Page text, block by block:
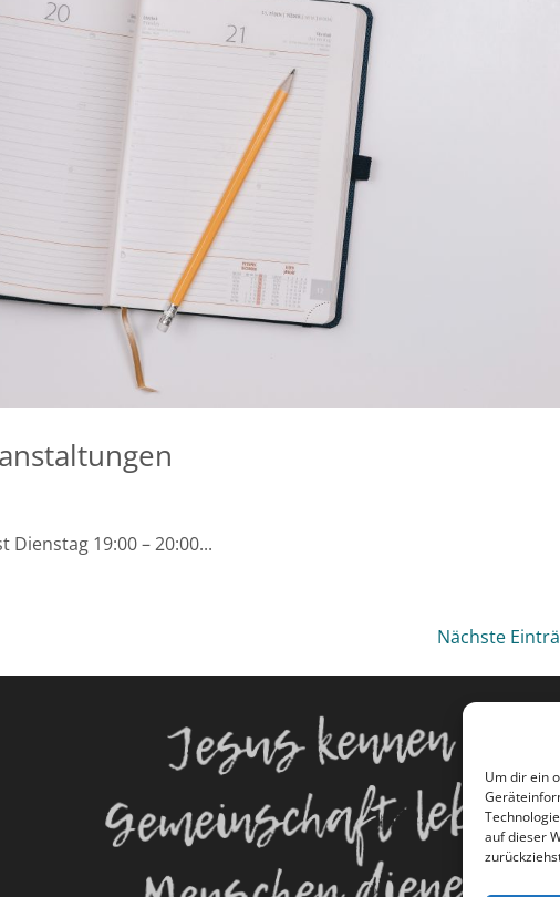
Um dir ein
auf dieser
Dienstag 19:00 – 20:00...
Nächste
Jesus kennen
Gemeinschaft leben